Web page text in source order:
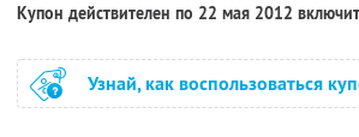
Купон действителен по 22 мая 2012
Узнай, как воспользоваться